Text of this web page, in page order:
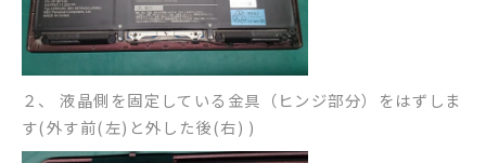
２、 液晶側を固定している金具（ヒンジ部分）をはずしま
す(外す前(左)と外した後(右) )